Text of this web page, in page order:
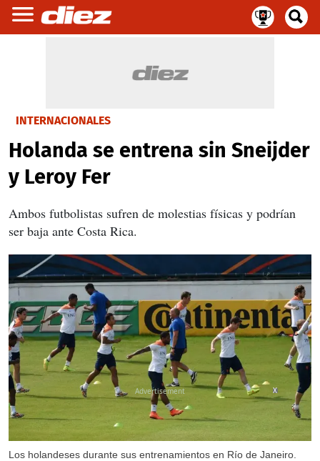
INTERNACIONALES
Holanda se entrena sin Sneijder
y Leroy Fer
Ambos futbolistas sufren de molestias físicas y podrían
ser baja ante Costa Rica.
Los holandeses durante sus entrenamientos en Río de Janeiro.
X